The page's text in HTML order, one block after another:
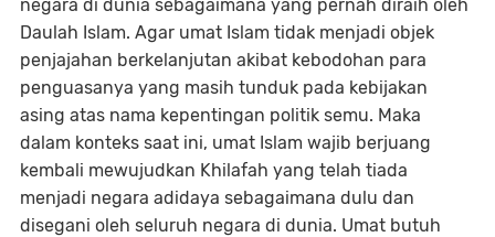
negara di dunia sebagaimana yang pernah diraih oleh
Daulah Islam. Agar umat Islam tidak menjadi objek
penjajahan berkelanjutan akibat kebodohan para
penguasanya yang masih tunduk pada kebijakan
asing atas nama kepentingan politik semu. Maka
dalam konteks saat ini, umat Islam wajib berjuang
kembali mewujudkan Khilafah yang telah tiada
menjadi negara adidaya sebagaimana dulu dan
disegani oleh seluruh negara di dunia. Umat butuh